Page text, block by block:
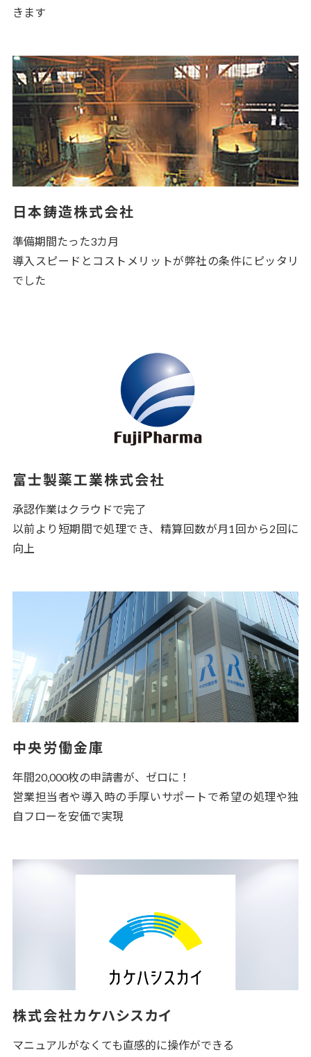
きます
日本鋳造株式会社
準備期間たった3カ月
導入スピードとコストメリットが弊社の条件にピッタリ
でした
富士製薬工業株式会社
承認作業はクラウドで完了
以前より短期間で処理でき、精算回数が月1回から2回に
向上
中央労働金庫
年間20,000枚の申請書が、ゼロに！
営業担当者や導入時の手厚いサポートで希望の処理や独
自フローを安価で実現
株式会社カケハシスカイ
マニュアルがなくても直感的に操作ができる